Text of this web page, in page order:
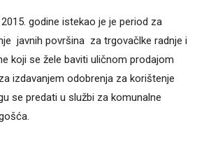
godine istekao je je period za
javnih površina za trgovačlke radnje i
koji se žele baviti uličnom prodajom
izdavanjem odobrenja za korištenje
se predati u službi za komunalne